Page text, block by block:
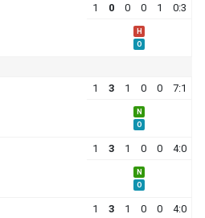
1 0 0 0 1 0:3
H
O
1 3 1 0 0 7:1
N
O
1 3 1 0 0 4:0
N
O
1 3 1 0 0 4:0